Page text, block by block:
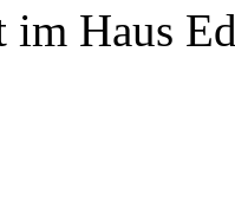
Haus